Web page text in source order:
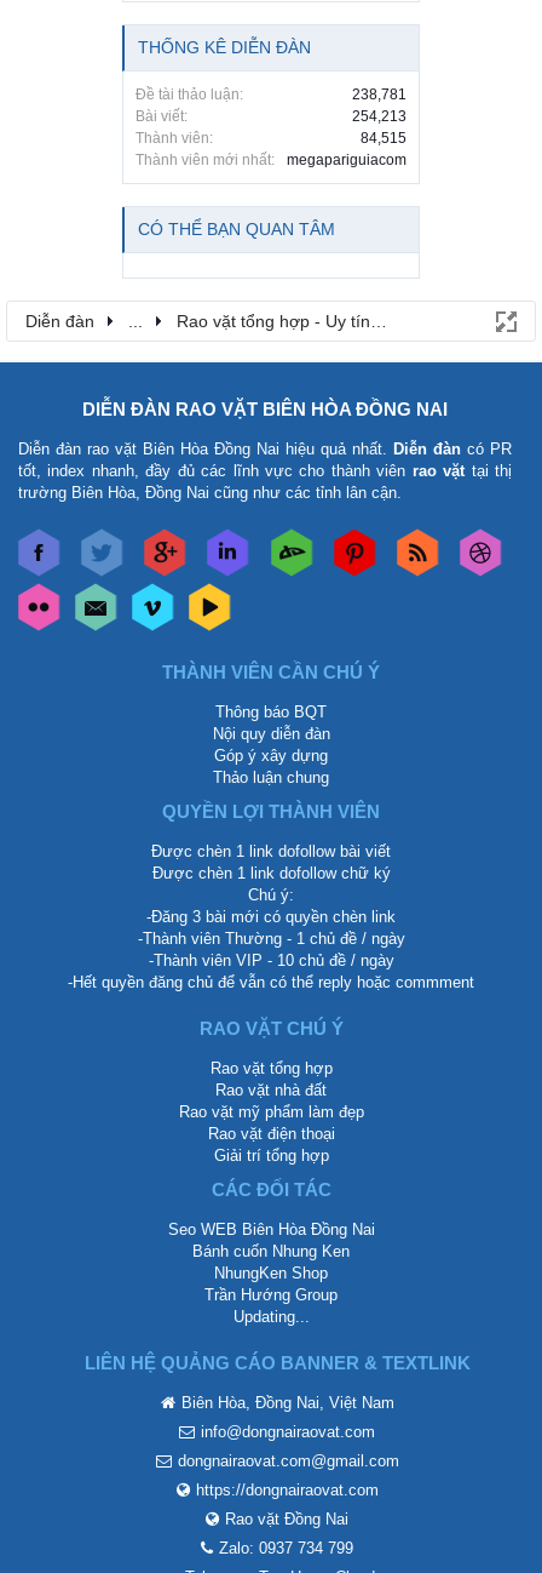
THỐNG KÊ DIỄN ĐÀN
Đề tài thảo luận:
238,781
Bài viết:
254,213
Thành viên:
84,515
Thành viên mới nhất:
megapariguiacom
CÓ THỂ BẠN QUAN TÂM
Diễn đàn Rao vặt tổng hợp - Uy tín - Miễn phí
DIỄN ĐÀN RAO VẶT BIÊN HÒA ĐỒNG NAI
Diễn đàn rao vặt Biên Hòa Đồng Nai hiệu quả nhất. Diễn đàn có PR
tốt, index nhanh, đầy đủ các lĩnh vực cho thành viên rao vặt tại thị
trường Biên Hòa, Đồng Nai cũng như các tỉnh lân cận.
THÀNH VIÊN CẦN CHÚ Ý
Thông báo BQT
Nội quy diễn đàn
Góp ý xây dựng
Thảo luận chung
QUYỀN LỢI THÀNH VIÊN
Được chèn 1 link dofollow bài viết
Được chèn 1 link dofollow chữ ký
Chú ý:
-Đăng 3 bài mới có quyền chèn link
-Thành viên Thường - 1 chủ đề / ngày
-Thành viên VIP - 10 chủ đề / ngày
-Hết quyền đăng chủ để vẫn có thể reply hoặc commment
RAO VẶT CHÚ Ý
Rao vặt tổng hợp
Rao vặt nhà đất
Rao vặt mỹ phẩm làm đẹp
Rao vặt điện thoại
Giải trí tổng hợp
CÁC ĐỐI TÁC
Seo WEB Biên Hòa Đồng Nai
Bánh cuốn Nhung Ken
NhungKen Shop
Trần Hướng Group
Updating...
LIÊN HỆ QUẢNG CÁO BANNER & TEXTLINK
Biên Hòa, Đồng Nai, Việt Nam
info@dongnairaovat.com
dongnairaovat.com@gmail.com
https://dongnairaovat.com
Rao vặt Đồng Nai
Zalo: 0937 734 799